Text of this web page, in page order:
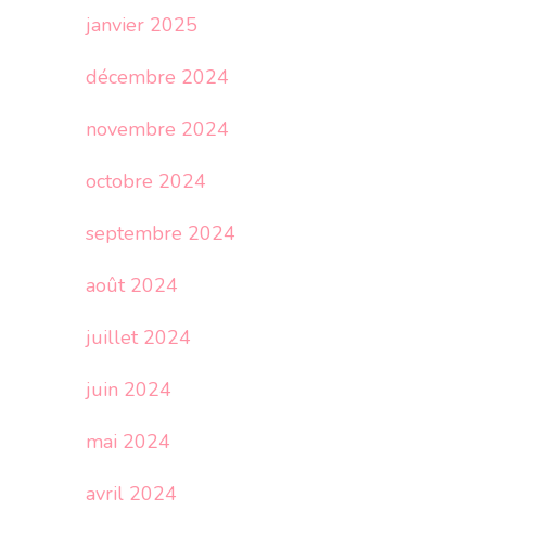
janvier 2025
décembre 2024
novembre 2024
octobre 2024
septembre 2024
août 2024
juillet 2024
juin 2024
mai 2024
avril 2024